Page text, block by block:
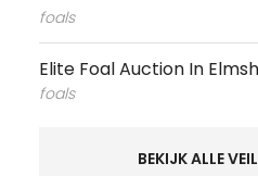
foals
Elite Foal Auction In
foals
BEKIJK ALLE